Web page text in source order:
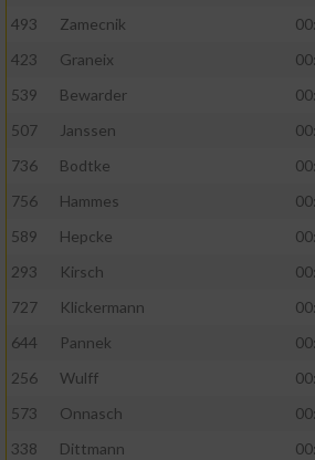
493
Zamecnik
423
Graneix
539
Bewarder
507
Janssen
736
Bodtke
756
Hammes
589
Hepcke
293
Kirsch
727
Klickermann
644
Pannek
256
Wulff
573
Onnasch
338
Dittmann
von Inhalten
personalisierter Inhalte
Messung der Werbeleistung
Messung der Performance von
Analyse von Zielgruppen durch
oder Kombinationen von Daten aus
Verwendung reduzierter Daten zur
von Inhalten